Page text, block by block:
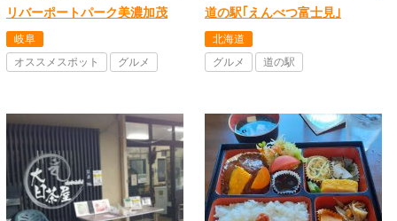
リバーポートパーク美濃加茂
岐阜
オススメスポット
グルメ
道の駅｢えんべつ富士見｣
北海道
グルメ
道の駅